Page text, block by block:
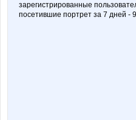
зарегистрированные
посетившие портрет за 7 дней -